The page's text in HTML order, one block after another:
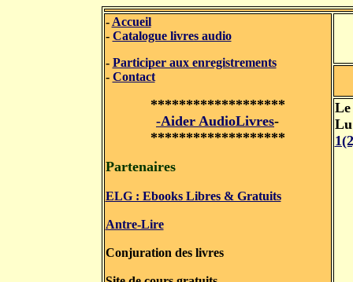
- Accueil
- Catalogue livres audio
- Participer aux enregistrements
- Contact
*******************
-Aider AudioLivres-
*******************
Partenaires
ELG : Ebooks Libres & Gratuits
Antre-Lire
Conjuration des livres
Le